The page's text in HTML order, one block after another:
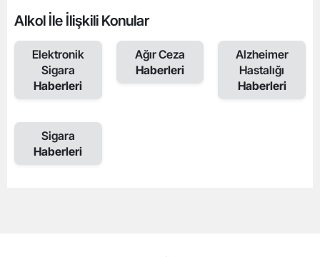
Alkol İle İlişkili Konular
Elektronik
Sigara
Haberleri
Ağır Ceza
Haberleri
Alzheimer
Hastalığı
Haberleri
Sigara
Haberleri